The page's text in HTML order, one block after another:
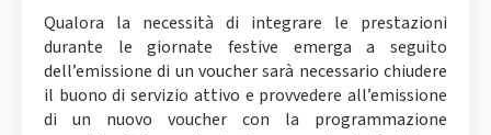
Qualora la necessità di integrare le prestazioni
durante le giornate festive emerga a seguito
dell’emissione di un voucher sarà necessario chiudere
il buono di servizio attivo e provvedere all’emissione
di un nuovo voucher con la programmazione